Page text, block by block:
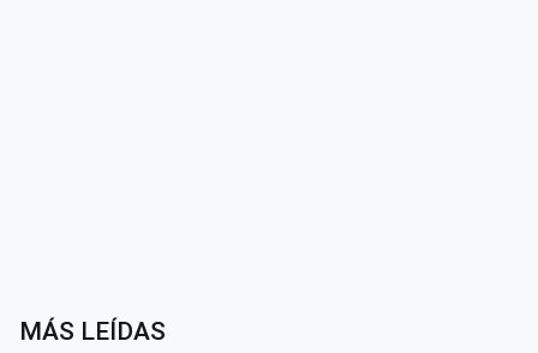
MÁS LEÍDAS